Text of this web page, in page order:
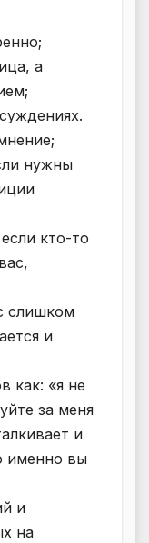
а
нужны
кто-то
слишком
и
как: «я не
за меня
и
именно вы
и
на